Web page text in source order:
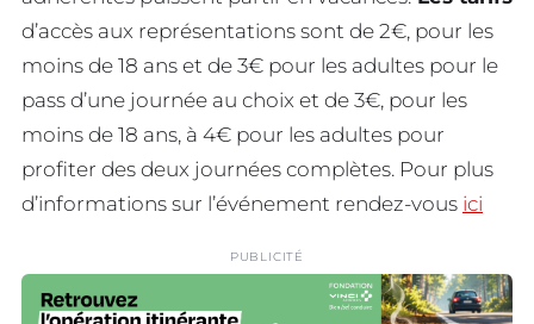
d’accès aux représentations sont de 2€, pour les
moins de 18 ans et de 3€ pour les adultes pour le
pass d’une journée au choix et de 3€, pour les
moins de 18 ans, à 4€ pour les adultes pour
profiter des deux journées complètes. Pour plus
d’informations sur l’événement rendez-vous ici
PUBLICITÉ